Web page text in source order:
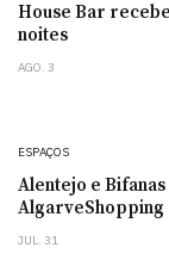
House Bar
noites
AGO. 3
ESPAÇOS
Alentejo e
AlgarveShopping
JUL. 31